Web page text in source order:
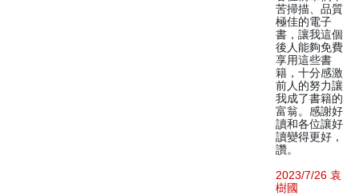
苦掃描、品質
極佳的電子
書，讓我這個
後人能夠免費
享用這些書
籍，十分感激
前人的努力讓
我成了書籍的
富翁。感謝好
讀和各位讓好
讀變得更好，
讚。
2023/7/26 袁
樹國